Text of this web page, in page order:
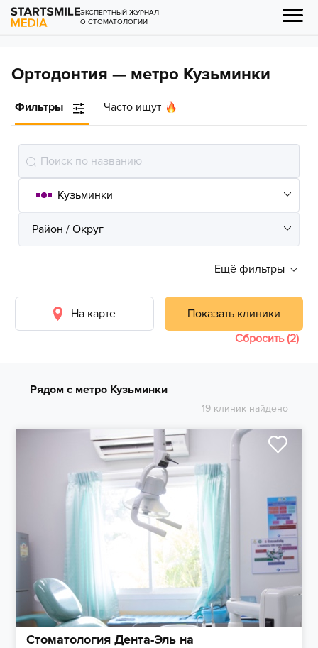
ЭКСПЕРТНЫЙ ЖУРНАЛ
О СТОМАТОЛОГИИ
Ортодонтия — метро Кузьминки
Фильтры Часто ищут
Ещё фильтры
На карте
Показать клиники
Сбросить (2)
Рядом с метро Кузьминки
19 клиник найдено
Стоматология Дента-Эль на